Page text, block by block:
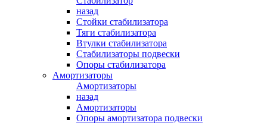
назад
Стойки стабилизатора
Тяги стабилизатора
Втулки стабилизатора
Стабилизаторы подвески
Опоры стабилизатора
Амортизаторы
Амортизаторы
назад
Амортизаторы
Опоры амортизатора подвески